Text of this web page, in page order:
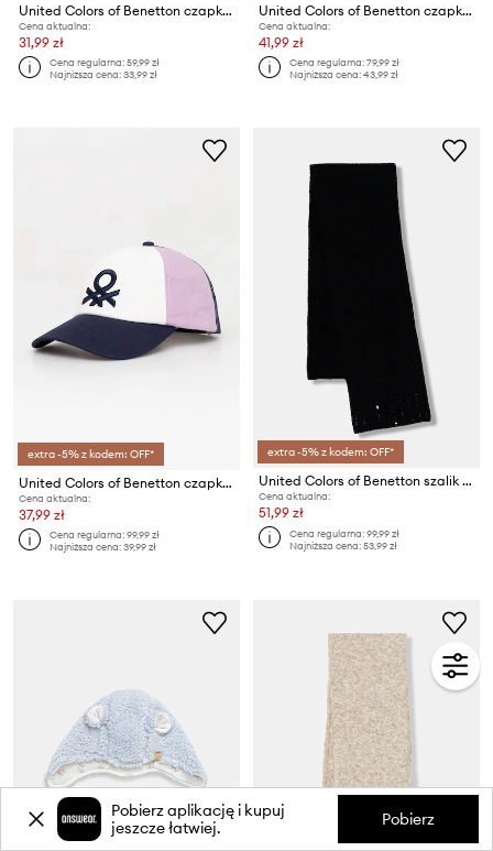
United Colors of Benetton czapka
Cena aktualna:
31,99 zł
Cena regularna:59,99 zł
Najniższa cena:33,99 zł
United Colors of Benetton czapka bawełniana dziecięca
Cena aktualna:
41,99 zł
Cena regularna:79,99 zł
Najniższa cena:43,99 zł
extra -5% z kodem: OFF*
United Colors of Benetton czapka z daszkiem bawełniana dziecięca
Cena aktualna:
37,99 zł
Cena regularna:99,99 zł
Najniższa cena:39,99 zł
extra -5% z kodem: OFF*
United Colors of Benetton szalik dziecięcy
Cena aktualna:
51,99 zł
Cena regularna:99,99 zł
Najniższa cena:53,99 zł
Pobierz aplikację i kupuj
jeszcze łatwiej.
Pobierz